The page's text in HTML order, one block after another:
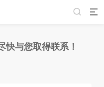
快与您取得联系！